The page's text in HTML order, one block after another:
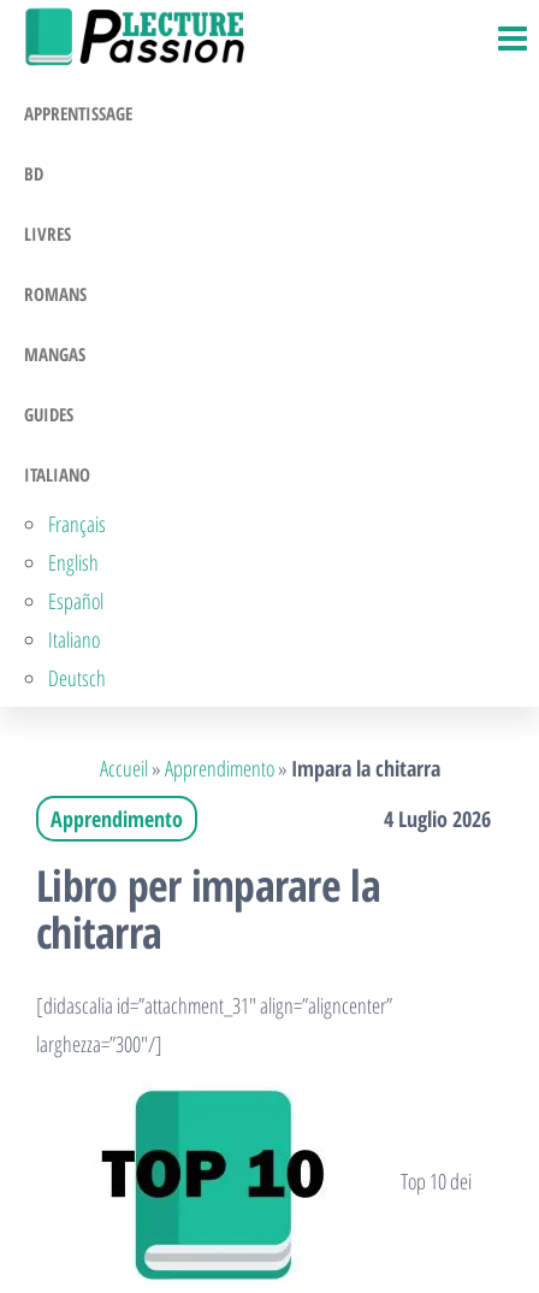
Salta
contenuto
APPRENTISSAGE
BD
LIVRES
ROMANS
MANGAS
GUIDES
ITALIANO
Français
English
Español
Italiano
Deutsch
Accueil»Apprendimento» Impara la chitarra
Apprendimento
4 Luglio 2026
Libro per imparare la
chitarra
[didascalia id=”attachment_31″ align=”aligncenter”
larghezza=”300″/]
Top 10 dei